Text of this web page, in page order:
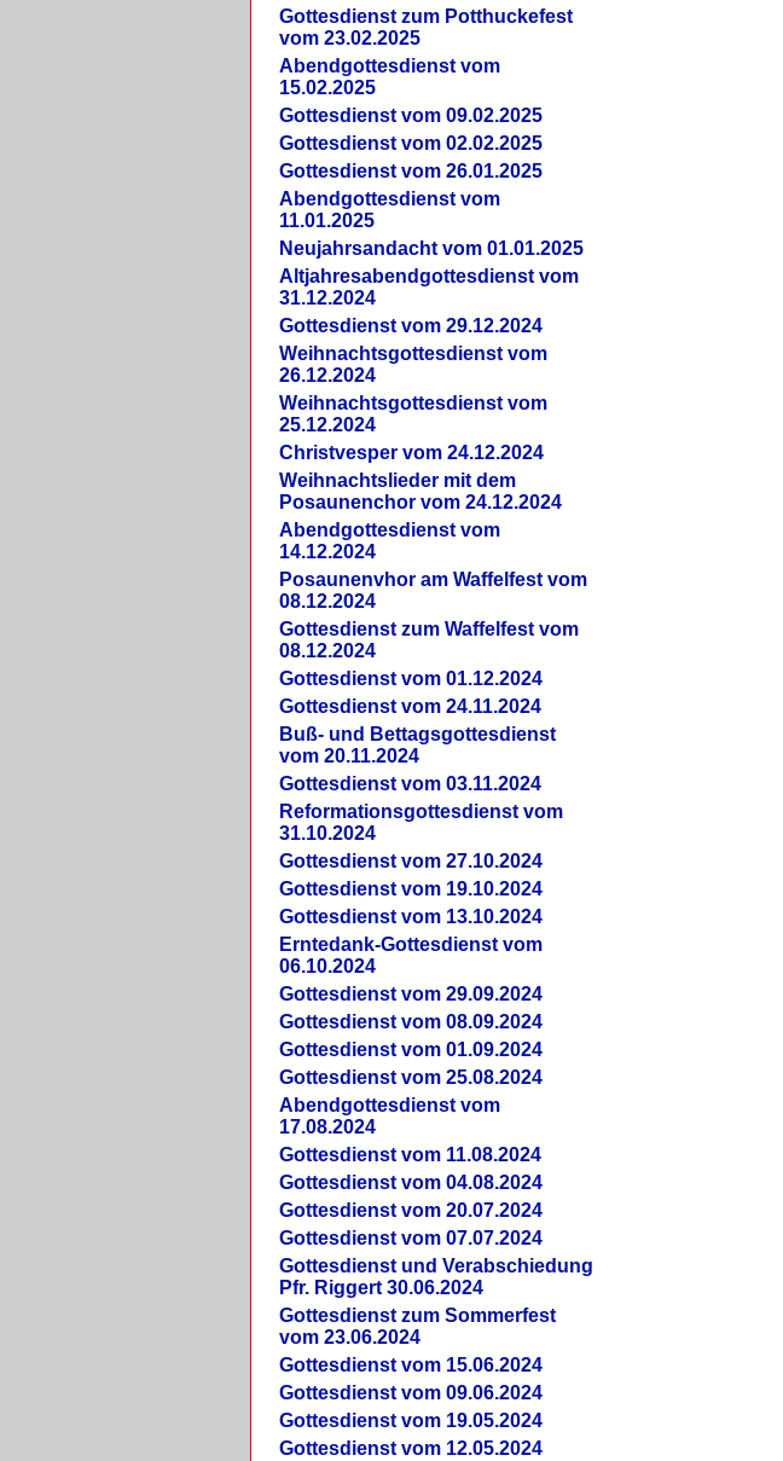
Gottesdienst zum Potthuckefest
vom 23.02.2025
Abendgottesdienst vom
15.02.2025
Gottesdienst vom 09.02.2025
Gottesdienst vom 02.02.2025
Gottesdienst vom 26.01.2025
Abendgottesdienst vom
11.01.2025
Neujahrsandacht vom 01.01.2025
Altjahresabendgottesdienst vom
31.12.2024
Gottesdienst vom 29.12.2024
Weihnachtsgottesdienst vom
26.12.2024
Weihnachtsgottesdienst vom
25.12.2024
Christvesper vom 24.12.2024
Weihnachtslieder mit dem
Posaunenchor vom 24.12.2024
Abendgottesdienst vom
14.12.2024
Posaunenvhor am Waffelfest vom
08.12.2024
Gottesdienst zum Waffelfest vom
08.12.2024
Gottesdienst vom 01.12.2024
Gottesdienst vom 24.11.2024
Buß- und Bettagsgottesdienst
vom 20.11.2024
Gottesdienst vom 03.11.2024
Reformationsgottesdienst vom
31.10.2024
Gottesdienst vom 27.10.2024
Gottesdienst vom 19.10.2024
Gottesdienst vom 13.10.2024
Erntedank-Gottesdienst vom
06.10.2024
Gottesdienst vom 29.09.2024
Gottesdienst vom 08.09.2024
Gottesdienst vom 01.09.2024
Gottesdienst vom 25.08.2024
Abendgottesdienst vom
17.08.2024
Gottesdienst vom 11.08.2024
Gottesdienst vom 04.08.2024
Gottesdienst vom 20.07.2024
Gottesdienst vom 07.07.2024
Gottesdienst und Verabschiedung
Pfr. Riggert 30.06.2024
Gottesdienst zum Sommerfest
vom 23.06.2024
Gottesdienst vom 15.06.2024
Gottesdienst vom 09.06.2024
Gottesdienst vom 19.05.2024
Gottesdienst vom 12.05.2024